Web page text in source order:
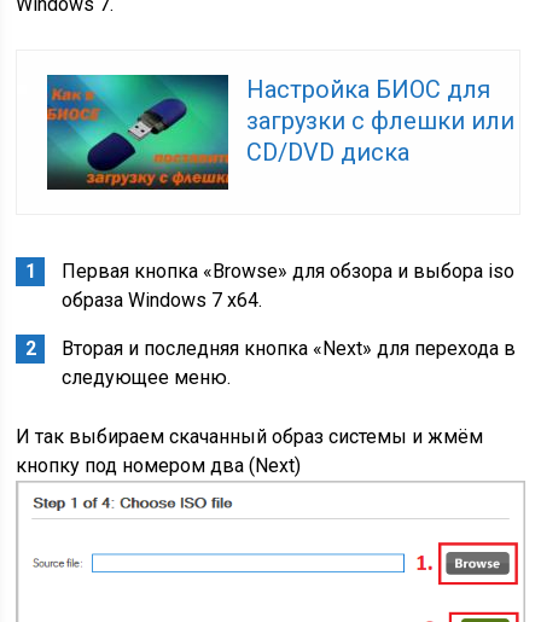
Настройка БИОС для
загрузки с флешки или
CD/DVD диска
Первая кнопка «Browse» для обзора и выбора iso
образа Windows 7 x64.
Вторая и последняя кнопка «Next» для перехода в
следующее меню.
И так выбираем скачанный образ системы и жмём
кнопку под номером два (Next)